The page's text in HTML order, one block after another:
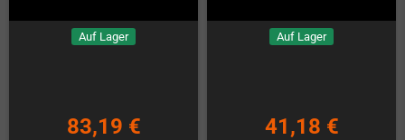
Auf Lager
83,19 €
Auf Lager
41,18 €